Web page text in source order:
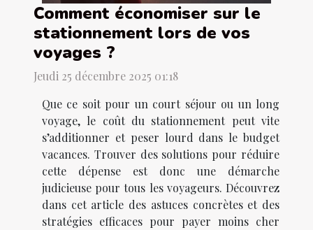
Comment économiser sur le
stationnement lors de vos
voyages ?
Jeudi 25 décembre 2025 01:18
Que ce soit pour un court séjour ou un long
voyage, le coût du stationnement peut vite
s’additionner et peser lourd dans le budget
vacances. Trouver des solutions pour réduire
cette dépense est donc une démarche
judicieuse pour tous les voyageurs. Découvrez
dans cet article des astuces concrètes et des
stratégies efficaces pour payer moins cher